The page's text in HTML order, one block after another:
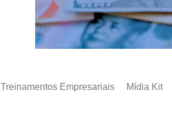
Treinamentos Empresariais Mídia Kit